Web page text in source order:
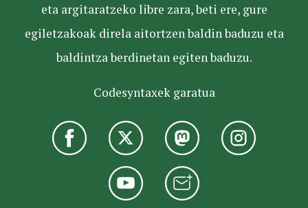
eta argitaratzeko libre zara, beti ere, gure
egiletzakoak direla aitortzen baldin baduzu eta
baldintza berdinetan egiten baduzu.
Codesyntaxek garatua